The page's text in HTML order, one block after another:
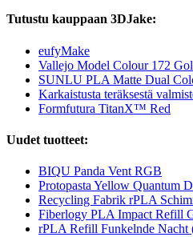
Tutustu kauppaan 3DJake:
eufyMake
Vallejo Model Colour 172
SUNLU PLA Matte Dual
Karkaistusta teräksestä
Formfutura TitanX™ Red
Uudet tuotteet:
BIQU Panda Vent RGB
Protopasta Yellow Quantum
Recycling Fabrik rPLA
Fiberlogy PLA Impact Refill
rPLA Refill Funkelnde Nacht